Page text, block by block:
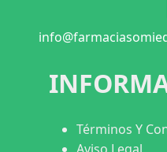
Términos Y